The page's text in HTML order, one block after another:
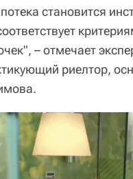
становится
– отмечает
риелтор,